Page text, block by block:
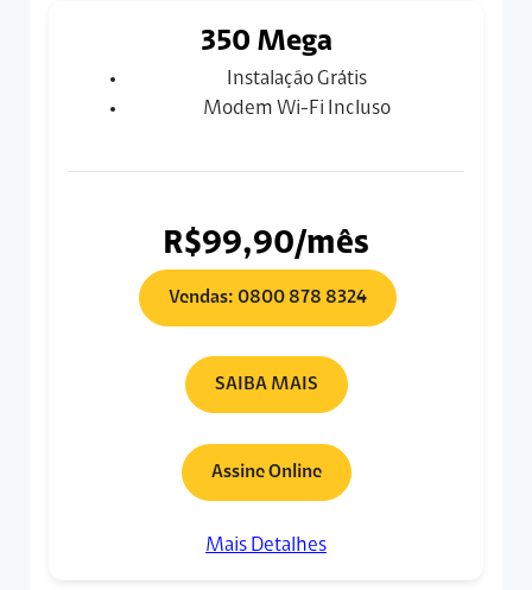
350 Mega
Instalação Grátis
Modem Wi-Fi Incluso
R$99,90/mês
Vendas: 0800 878 8324
SAIBA MAIS
Assine Online
Mais Detalhes